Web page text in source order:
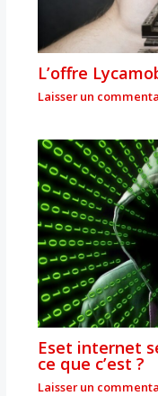
L’offre
Laisser un
Eset internet
ce que c’est ?
Laisser un